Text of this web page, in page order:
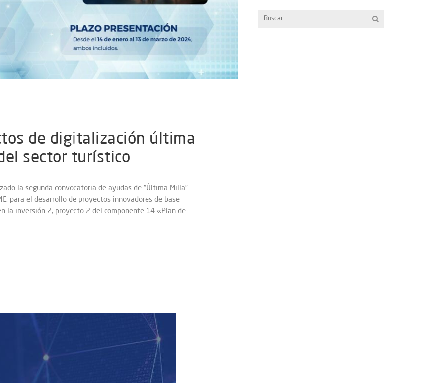
de digitalización última
sector turístico
la segunda convocatoria de ayudas de “Última Milla”
para el desarrollo de proyectos innovadores de base
la inversión 2, proyecto 2 del componente 14 «Plan de